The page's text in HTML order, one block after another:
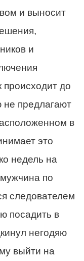
и выносит
и
до
не предлагают
в
это
недель на
по
следователем
посадить в
негодяю
выйти на